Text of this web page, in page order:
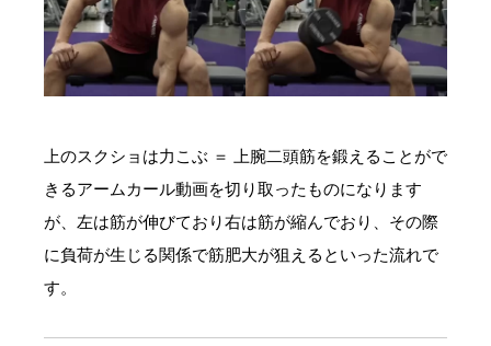
上のスクショは力こぶ ＝ 上腕二頭筋を鍛えることがで
きるアームカール動画を切り取ったものになります
が、左は筋が伸びており右は筋が縮んでおり、その際
に負荷が生じる関係で筋肥大が狙えるといった流れで
す。